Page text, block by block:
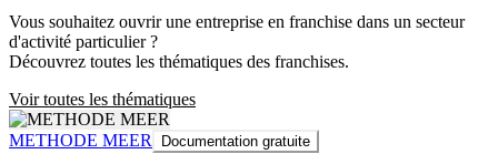
Vous souhaitez ouvrir une entreprise en franchise dans un secteur
d'activité particulier ?
Découvrez toutes les thématiques des franchises.
Voir toutes les thématiques
METHODE MEER Documentation gratuite